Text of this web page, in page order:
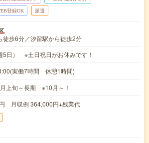
登録OK 派遣
徒歩6分／汐留駅から徒歩2分
5日） ※土日祝日がお休みです！
実働7時間 休憩1時間)
上旬～長期 ※10月～！
月収例 364,000円+残業代